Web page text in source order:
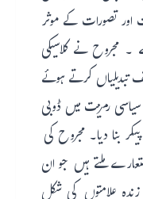
تصورات کے موثر
۔ مجروح نے کلاسیکی
تبدیلیاں کرتے ہوئے
رمزیت میں ڈوبی
بنا دیا۔ مجروح کی
ملتے ہیں جو ان